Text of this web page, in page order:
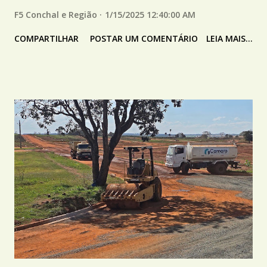
F5 Conchal e Região 1/15/2025 12:40:00 AM
COMPARTILHAR POSTAR UM COMENTÁRIO LEIA MAIS...